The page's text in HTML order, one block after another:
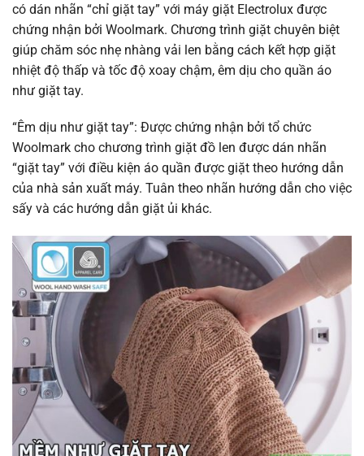
có dán nhãn “chỉ giặt tay” với máy giặt Electrolux được
chứng nhận bởi Woolmark. Chương trình giặt chuyên biệt
giúp chăm sóc nhẹ nhàng vải len bằng cách kết hợp giặt
nhiệt độ thấp và tốc độ xoay chậm, êm dịu cho quần áo
như giặt tay.
“Êm dịu như giặt tay”: Được chứng nhận bởi tổ chức
Woolmark cho chương trình giặt đồ len được dán nhãn
“giặt tay” với điều kiện áo quần được giặt theo hướng dẫn
của nhà sản xuất máy. Tuân theo nhãn hướng dẫn cho việc
sấy và các hướng dẫn giặt ủi khác.